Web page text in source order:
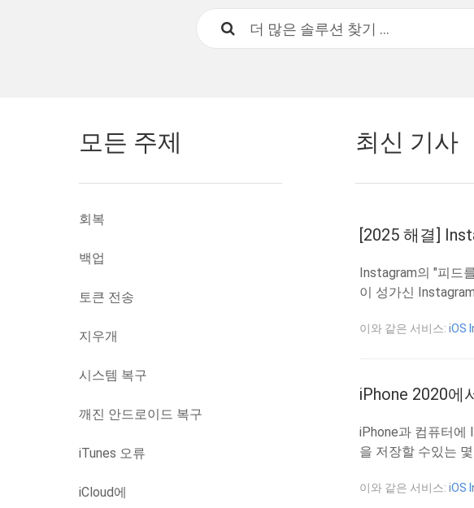
모든 주제
회복
백업
토큰 전송
지우개
시스템 복구
깨진 안드로이드 복구
iTunes 오류
iCloud에
최신 기사
[2025 해결]
Instagram의 "피드
이 성가신
이와 같은 서비스: iOS
iPhone 2020에
iPhone과 컴퓨터에
을 저장할 수있는
이와 같은 서비스: iOS